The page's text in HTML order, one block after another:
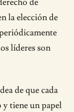
de
la elección de
líderes son
de que cada
y tiene un papel